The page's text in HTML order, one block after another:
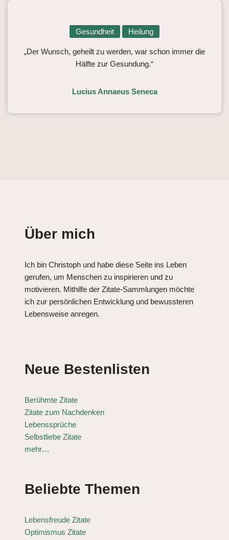
Gesundheit Heilung
„Der Wunsch, geheilt zu werden, war schon immer die
Hälfte zur Gesundung.“
Lucius Annaeus Seneca
Über mich
Ich bin Christoph und habe diese Seite ins Leben
gerufen, um Menschen zu inspirieren und zu
motivieren. Mithilfe der Zitate-Sammlungen möchte
ich zur persönlichen Entwicklung und bewussteren
Lebensweise anregen.
Neue Bestenlisten
Berühmte Zitate
Zitate zum Nachdenken
Lebenssprüche
Selbstliebe Zitate
mehr…
Beliebte Themen
Lebensfreude Zitate
Optimismus Zitate